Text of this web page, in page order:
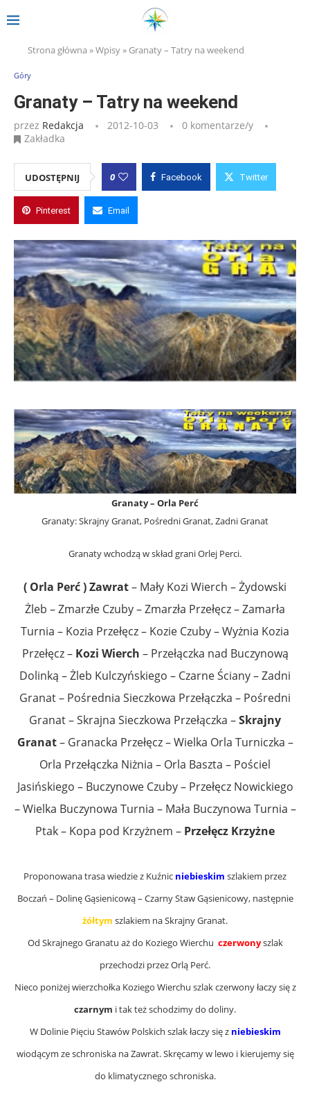
Strona główna »Wpisy» Granaty – Tatry na weekend
Góry
Granaty – Tatry na weekend
przez Redakcja 2012-10-03
0 komentarze/y
Zakładka
UDOSTĘPNIJ 0 Facebook Twitter
Pinterest Email
Granaty – Orla Perć
Granaty: Skrajny Granat, Pośredni Granat, Zadni Granat
Granaty wchodzą w skład grani Orlej Perci.
( Orla Perć )Zawrat– Mały Kozi Wierch – Żydowski
Żleb – Zmarzłe Czuby – Zmarzła Przełęcz – Zamarła
Turnia – Kozia Przełęcz – Kozie Czuby – Wyżnia Kozia
Przełęcz – Kozi Wierch – Przełączka nad Buczynową
Dolinką – Żleb Kulczyńskiego – Czarne Ściany – Zadni
Granat – Pośrednia Sieczkowa Przełączka – Pośredni
Granat – Skrajna Sieczkowa Przełączka –Skrajny
Granat– Granacka Przełęcz – Wielka Orla Turniczka –
Orla Przełączka Niżnia – Orla Baszta – Pościel
Jasińskiego – Buczynowe Czuby – Przełęcz Nowickiego
– Wielka Buczynowa Turnia – Mała Buczynowa Turnia –
Ptak – Kopa pod Krzyżnem – Przełęcz Krzyżne
Proponowana trasa wiedzie z Kuźnic niebieskim szlakiem przez
Boczań – Dolinę Gąsienicową – Czarny Staw Gąsienicowy, następnie
żółtym szlakiem na Skrajny Granat.
Od Skrajnego Granatu aż do Koziego Wierchu czerwonyszlak
przechodzi przez Orlą Perć.
Nieco poniżej wierzchołka Koziego Wierchu szlak czerwony łaczy się z
czarnym i tak też schodzimy do doliny.
W Dolinie Pięciu Stawów Polskich szlak łaczy się z niebieskim
wiodącym ze schroniska na Zawrat. Skręcamy w lewo i kierujemy się
do klimatycznego schroniska.